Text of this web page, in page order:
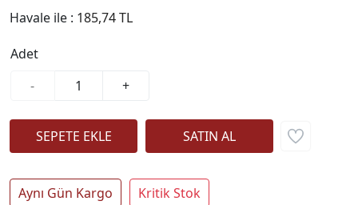
Havale ile : 185,74 TL
Adet
-
+
Aynı Gün Kargo Kritik Stok